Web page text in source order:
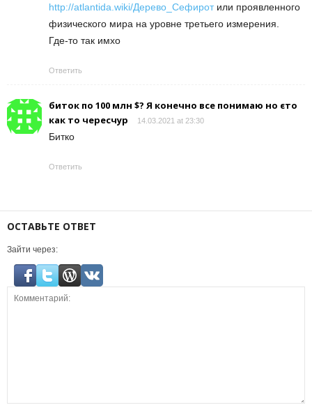
http://atlantida.wiki/Дерево_Сефиротили проявленного
физического мира на уровне третьего измерения.
Где-то так имхо
Ответить
биток по 100 млн $? Я конечно все понимаю но єто
как то чересчур
14.03.2021 at 23:30
Битко
Ответить
ОСТАВЬТЕ ОТВЕТ
Зайти через: